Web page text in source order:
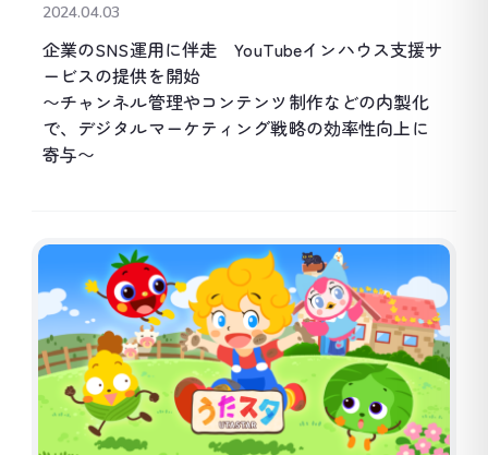
2024.04.03
企業のSNS運用に伴走 YouTubeインハウス支援サ
ービスの提供を開始
〜チャンネル管理やコンテンツ制作などの内製化
で、デジタルマーケティング戦略の効率性向上に
寄与〜